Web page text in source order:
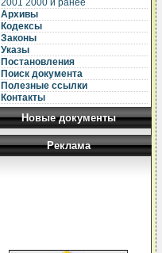
2001 2000 и ранее
Архивы
Кодексы
Законы
Указы
Постановления
Поиск документа
Полезные ссылки
Контакты
Новые документы
Реклама